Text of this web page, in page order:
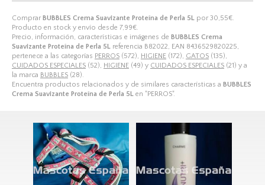
Comprar BUBBLES Crema Suavizante Proteína de Perla 5L por 30,55€
Producto en stock y envío desde 7,99€
Precio, información, características e imágenes de BUBBLES Crema
Suavizante Proteína de Perla 5L referencia B82022, EAN 8436529820225,
pertenece a las categorías PERROS (572), HIGIENE (172), GATOS (135),
CUIDADOS ESPECIALES (52), HIGIENE (49) y CUIDADOS ESPECIALES (21) y a
la marca BUBBLES (28).
Encuentra productos relacionados y de similares características a BUBBLES
Crema Suavizante Proteína de Perla 5L en "PERROS".